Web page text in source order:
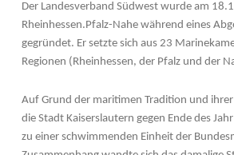
Der Landesverband Südwest wurde am
Rheinhessen.Pfalz-Nahe während eines
gegründet. Er setzte sich aus 23
Regionen (Rheinhessen, der Pfalz und der
Auf Grund der maritimen Tradition und
die Stadt Kaiserslautern gegen Ende des
zu einer schwimmenden Einheit der